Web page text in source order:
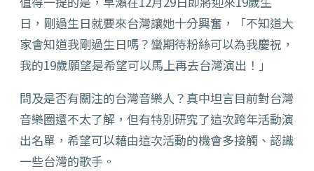
日，剛過生日就要來台灣讓她十分興奮，「不知道大
家會知道我剛過生日嗎？蠻期待粉絲可以為我慶祝，
我的19歲願望是希望可以馬上再去台灣演出！」
問及是否有關注的台灣音樂人？真中坦言目前對台灣
音樂圈還不太了解，但有特別研究了這次跨年活動演
出名單，希望可以藉由這次活動的機會多接觸、認識
一些台灣的歌手。